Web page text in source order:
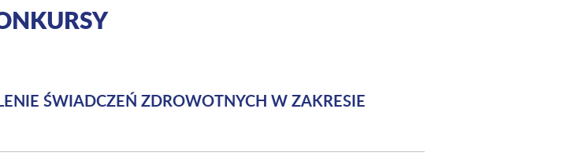
ŚWIADCZEŃ ZDROWOTNYCH W ZAKRESIE